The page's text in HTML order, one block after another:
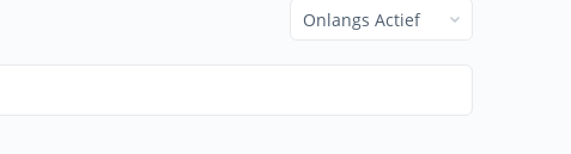
Order
Door: